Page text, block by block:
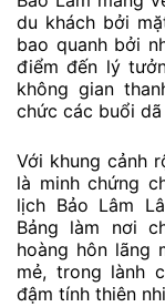
du khách bởi
bao quanh bởi
điểm đến lý
không gian
chức các buổi dã
Với khung cảnh
là minh chứng
lịch Bảo Lâm
Bảng làm nơi
hoàng hôn lãng
mẻ, trong lành
đậm tính thiên